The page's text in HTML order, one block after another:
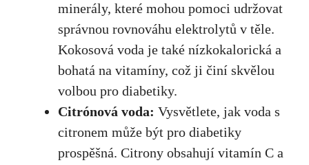
minerály, které mohou⁤ pomoci udržovat⁢
správnou⁢ rovnováhu elektrolytů v ‌těle.
Kokosová voda je ⁢také⁣ nízkokalorická a
bohatá na vitamíny, což ji činí skvělou
volbou pro diabetiky.
Citrónová voda: Vysvětlete, ‍jak voda s
⁢citronem⁣ může být​ pro diabetiky
prospěšná. Citrony obsahují vitamín C a